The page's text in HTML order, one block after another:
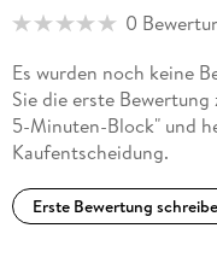
0
Es wurden noch keine
Sie die erste
5-Minuten-Block" und
Kaufentscheidung.
Erste Bewertung